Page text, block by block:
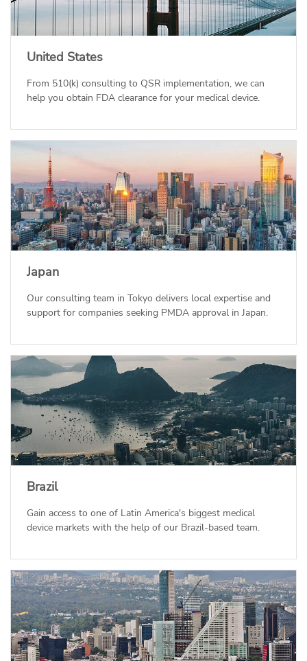
United States
From 510(k) consulting to QSR implementation, we can
help you obtain FDA clearance for your medical device.
Japan
Our consulting team in Tokyo delivers local expertise and
support for companies seeking PMDA approval in Japan.
Brazil
Gain access to one of Latin America's biggest medical
device markets with the help of our Brazil-based team.